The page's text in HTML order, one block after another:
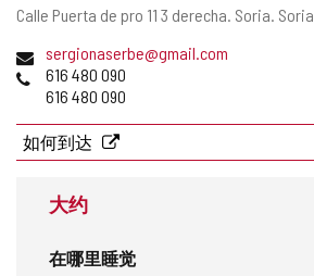
邮
地
址
Calle Puerta de pro 11 3 derecha. Soria. Soria
电
子
地
址
sergionaserbe@gmail.com
电
616 480 090
616 480 090
如何到达
大约
在哪里睡觉